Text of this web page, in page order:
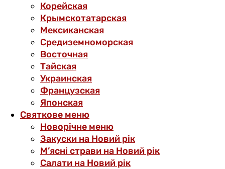
Корейская
Крымскотатарская
Мексиканская
Средиземноморская
Восточная
Тайская
Украинская
Французская
Японская
Святкове меню
Новорічне меню
Закуски на Новий рік
М’ясні страви на Новий рік
Салати на Новий рік